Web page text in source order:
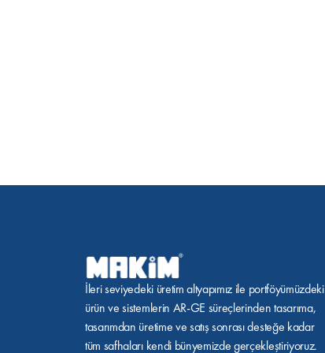
İleri seviyedeki üretim altyapımız ile portföyümüzdeki
ürün ve sistemlerin AR-GE süreçlerinden tasarıma,
tasarımdan üretime ve satış sonrası desteğe kadar
tüm safhaları kendi bünyemizde gerçekleştiriyoruz.